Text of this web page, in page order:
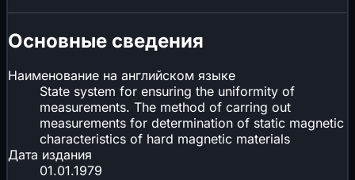
Основные сведения
Наименование на английском языке
State system for ensuring the uniformity of
measurements. The method of carring out
measurements for determination of static magnetic
characteristics of hard magnetic materials
Дата издания
01.01.1979